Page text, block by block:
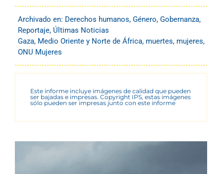
Archivado en: Derechos humanos, Género, Gobernanza,
Reportaje, Últimas Noticias
Gaza, Medio Oriente y Norte de África, muertes, mujeres,
ONU Mujeres
Este informe incluye imágenes de calidad que pueden
ser bajadas e impresas. Copyright IPS, estas imágenes
sólo pueden ser impresas junto con este informe